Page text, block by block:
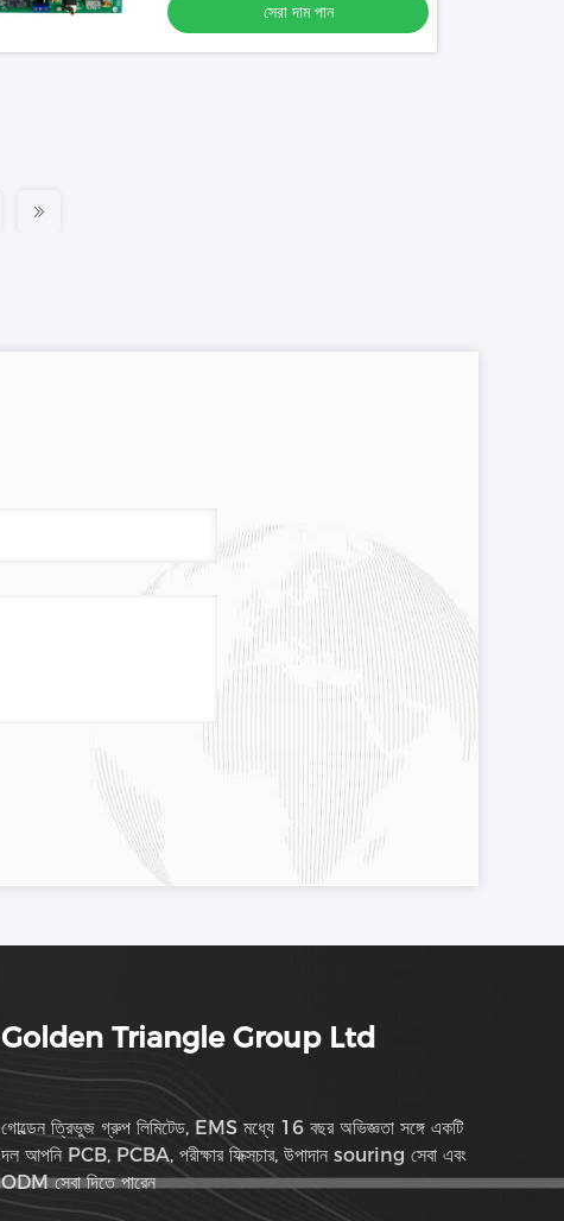
সেরা দাম পান
Golden Triangle Group Ltd
গোল্ডেন ত্রিভুজ গ্রুপ লিমিটেড, EMS মধ্যে 16 বছর অভিজ্ঞতা সঙ্গে একটি
দল আপনি PCB, PCBA, পরীক্ষার ফিক্সচার, উপাদান souring সেবা এবং
ODM সেবা দিতে পারেন